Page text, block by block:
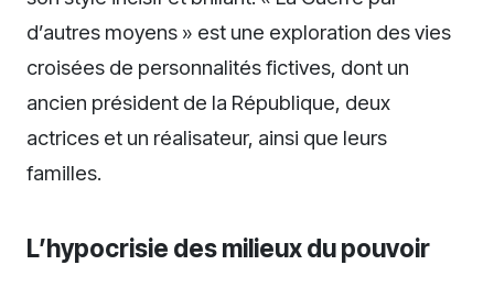
d’autres moyens » est une exploration des vies
croisées de personnalités fictives, dont un
ancien président de la République, deux
actrices et un réalisateur, ainsi que leurs
familles.
L’hypocrisie des milieux du pouvoir